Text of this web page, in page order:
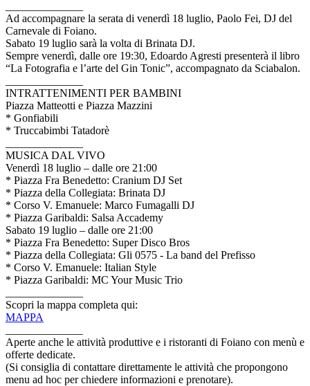
Ad accompagnare la serata di venerdì 18 luglio, Paolo Fei, DJ del
Carnevale di Foiano.
Sabato 19 luglio sarà la volta di Brinata DJ.
Sempre venerdì, dalle ore 19:30, Edoardo Agresti presenterà il libro
“La Fotografia e l’arte del Gin Tonic”, accompagnato da Sciabalon.
INTRATTENIMENTI PER BAMBINI
Piazza Matteotti e Piazza Mazzini
* Gonfiabili
* Truccabimbi Tatadorè
MUSICA DAL VIVO
Venerdì 18 luglio – dalle ore 21:00
* Piazza Fra Benedetto: Cranium DJ Set
* Piazza della Collegiata: Brinata DJ
* Corso V. Emanuele: Marco Fumagalli DJ
* Piazza Garibaldi: Salsa Accademy
Sabato 19 luglio – dalle ore 21:00
* Piazza Fra Benedetto: Super Disco Bros
* Piazza della Collegiata: Gli 0575 - La band del Prefisso
* Corso V. Emanuele: Italian Style
* Piazza Garibaldi: MC Your Music Trio
Scopri la mappa completa qui:
MAPPA
Aperte anche le attività produttive e i ristoranti di Foiano con menù e
offerte dedicate.
(Si consiglia di contattare direttamente le attività che propongono
menu ad hoc per chiedere informazioni e prenotare).